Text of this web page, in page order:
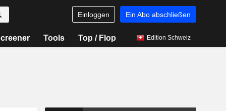
Einloggen Ein Abo abschließen
Tools Top / Flop Edition Schweiz